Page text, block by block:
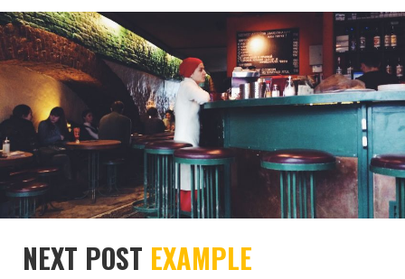
NEXT POST EXAMPLE